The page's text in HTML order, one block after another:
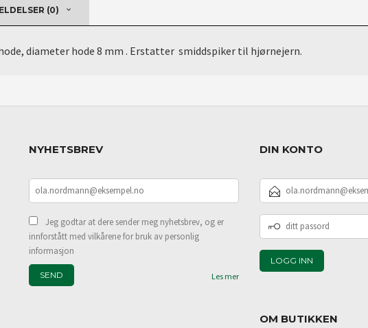
(0)
diameter hode 8 mm . Erstatter smiddspiker til hjørnejern.
NYHETSBREV
Jeg godtar at dere sender meg nyhetsbrev, og er
innforstått med vilkårene for bruk av personlig
informasjon
Les mer
DIN KONTO
E-
POSTADRESSE
DITT
PASSORD
OM BUTIKKEN